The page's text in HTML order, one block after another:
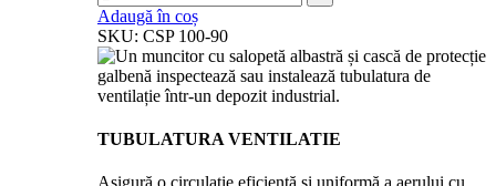
Adaugă în coș
SKU: CSP 100-90
TUBULATURA VENTILATIE
Asigură o circulație eficientă și uniformă a aerului cu